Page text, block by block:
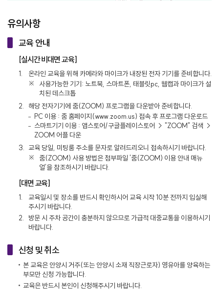
유의사항
교육 안내
[실시간 비대면 교육]
1.
온라인 교육을 위해 카메라와 마이크가 내장된 전자 기기를 준비합니다.
사용가능한 기기: 노트북, 스마트폰, 태블릿pc, 웹캡과 마이크가 설
치된 데스크톱
2.
해당 전자기기에 줌(ZOOM) 프로그램을 다운받아 준비합니다.
PC 이용 : 줌 홈페이지(www.zoom.us) 접속 후 프로그램 다운로드
스마트기기 이용 : 앱스토어/구글플레이스토어 → "ZOOM" 검색 →
ZOOM 어플 다운
3. 교육 당일, 미팅룸 주소를 문자로 알려드리오니 접속하시기 바랍니다.
줌(ZOOM) 사용 방법은 첨부파일 '줌(ZOOM) 이용 안내 매뉴
얼'을 참조하시기 바랍니다.
[대면 교육]
1.
교육일시 및 장소를 반드시 확인하시어 교육 시작 10분 전까지 입실해
주시기 바랍니다.
2.
방문 시 주차 공간이 충분하지 않으므로 가급적 대중교통을 이용하시기
바랍니다.
신청 및 취소
본 교육은 안양시 거주(또는 안양시 소재 직장근로자) 영유아를 양육하는
부모만 신청 가능합니다.
교육은 반드시 본인이 신청해주시기 바랍니다.